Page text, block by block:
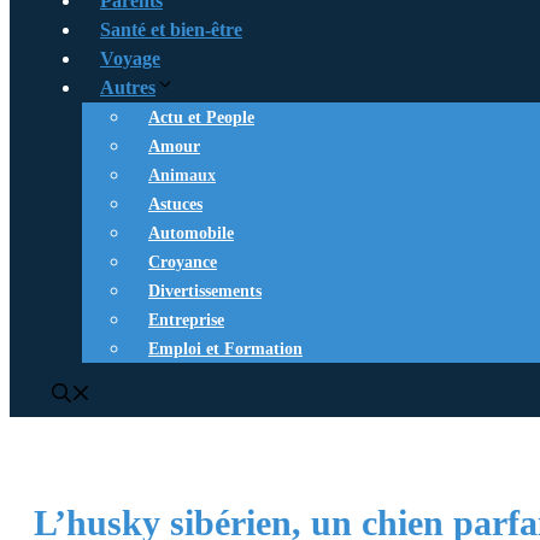
Santé et bien-être
Voyage
Autres
Actu et People
Amour
Animaux
Astuces
Automobile
Croyance
Divertissements
Entreprise
Emploi et Formation
L’husky sibérien, un chien